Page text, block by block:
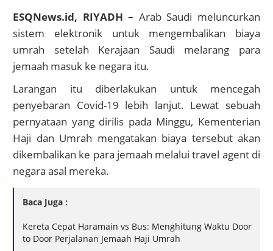
ESQNews.id, RIYADH – Arab Saudi meluncurkan
sistem elektronik untuk mengembalikan biaya
umrah setelah Kerajaan Saudi melarang para
jemaah masuk ke negara itu.
Larangan itu diberlakukan untuk mencegah
penyebaran Covid-19 lebih lanjut. Lewat sebuah
pernyataan yang dirilis pada Minggu, Kementerian
Haji dan Umrah mengatakan biaya tersebut akan
dikembalikan ke para jemaah melalui travel agent di
negara asal mereka.
Baca Juga :
Kereta Cepat Haramain vs Bus: Menghitung Waktu Door
to Door Perjalanan Jemaah Haji Umrah